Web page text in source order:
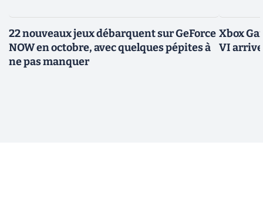
22 nouveaux jeux débarquent sur GeForce
NOW en octobre, avec quelques pépites à
ne pas manquer
Xbox Game
VI